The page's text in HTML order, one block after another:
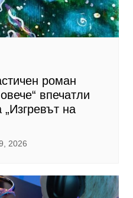
роман
впечатли
„Изгревът на
2026